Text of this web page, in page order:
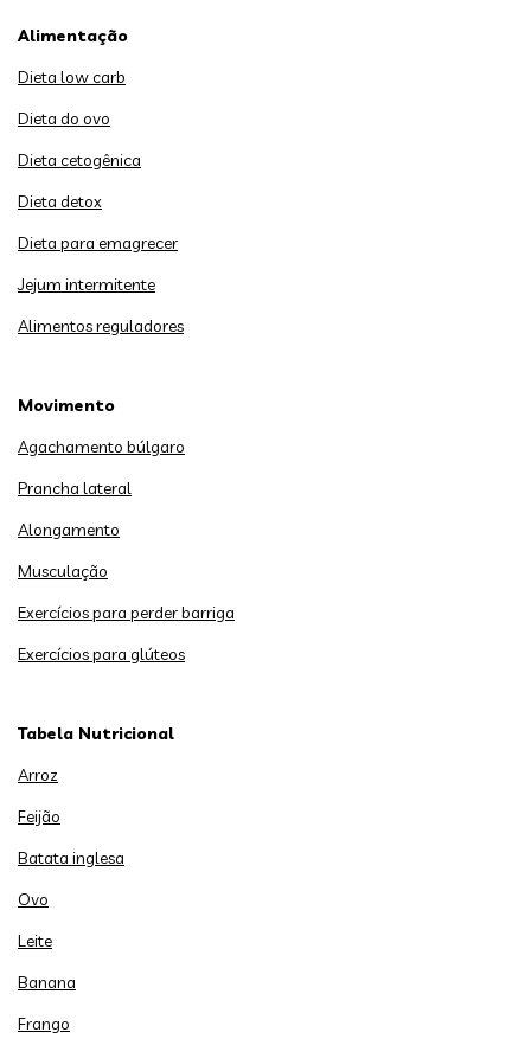
Alimentação
Dieta low carb
Dieta do ovo
Dieta cetogênica
Dieta detox
Dieta para emagrecer
Jejum intermitente
Alimentos reguladores
Movimento
Agachamento búlgaro
Prancha lateral
Alongamento
Musculação
Exercícios para perder barriga
Exercícios para glúteos
Tabela Nutricional
Arroz
Feijão
Batata inglesa
Ovo
Leite
Banana
Frango